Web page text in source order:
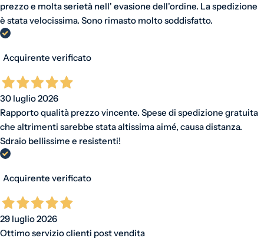
prezzo e molta serietà nell' evasione dell'ordine. La spedizione
è stata velocissima. Sono rimasto molto soddisfatto.
Acquirente verificato
30 luglio 2026
Rapporto qualità prezzo vincente. Spese di spedizione gratuita
che altrimenti sarebbe stata altissima aimé, causa distanza.
Sdraio bellissime e resistenti!
Acquirente verificato
29 luglio 2026
Ottimo servizio clienti post vendita